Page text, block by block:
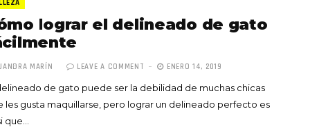
lograr el delineado de gato
MARÍN LEAVE A COMMENT ENERO 14, 2019
de gato puede ser la debilidad de muchas chicas
les gusta maquillarse, pero lograr un delineado perfecto es
que…
Totó la Momposina: el